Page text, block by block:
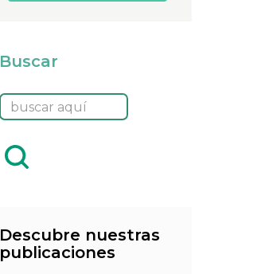
Buscar
Descubre nuestras
publicaciones